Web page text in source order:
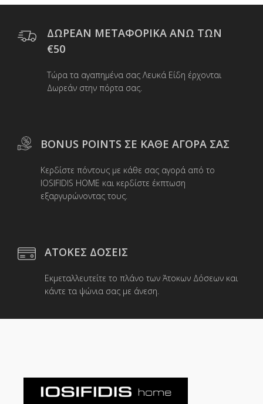
ΔΩΡΕΑΝ ΜΕΤΑΦΟΡΙΚΑ ΑΝΩ ΤΩΝ
€50
Τώρα τα αγαπημένα σας Λευκά Είδη έρχονται
Δωρεάν στην πόρτα σας.
BONUS POINTS ΣΕ ΚΑΘΕ ΑΓΟΡΑ ΣΑΣ
Κερδίστε πόντους με κάθε σας αγορά από το
IOSIFIDIS HOME και κερδίστε έκπτωση
εξαργυρώνοντας τους.
ΑΤΟΚΕΣ ΔΟΣΕΙΣ
Εκμεταλλευτείτε το πλάνο των Άτοκων Δόσεων και
κάντε τα ψώνια σας με άνεση.